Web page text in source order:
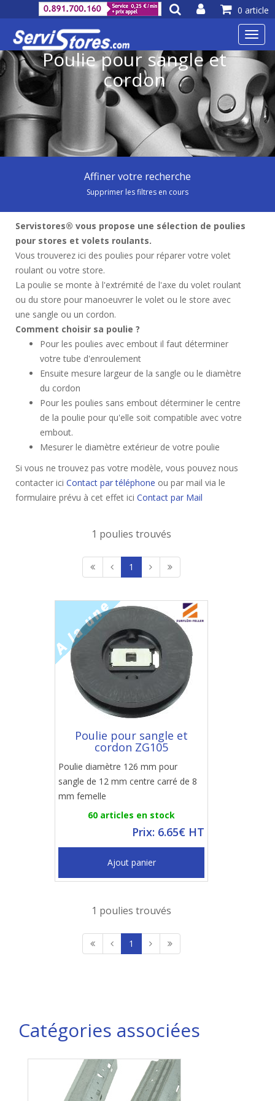
0 article
Poulie pour sangle et
cordon
Affiner votre recherche
Supprimer les filtres en cours
Servistores® vous propose une sélection de poulies
pour stores et volets roulants.
Vous trouverez ici des poulies pour réparer votre volet
roulant ou votre store.
La poulie se monte à l'extrémité de l'axe du volet roulant
ou du store pour manoeuvrer le volet ou le store avec
une sangle ou un cordon.
Comment choisir sa poulie ?
Pour les poulies avec embout il faut déterminer
votre tube d'enroulement
Ensuite mesure largeur de la sangle ou le diamètre
du cordon
Pour les poulies sans embout déterminer le centre
de la poulie pour qu'elle soit compatible avec votre
embout.
Mesurer le diamètre extérieur de votre poulie
Si vous ne trouvez pas votre modèle, vous pouvez nous
contacter ici Contact par téléphone ou par mail via le
formulaire prévu à cet effet ici Contact par Mail
1 poulies trouvés
1
Poulie pour sangle et
cordon ZG105
Poulie diamètre 126 mm pour
sangle de 12 mm centre carré de 8
mm femelle
60 articles en stock
Prix: 6.65€ HT
Ajout panier
1 poulies trouvés
1
Catégories associées